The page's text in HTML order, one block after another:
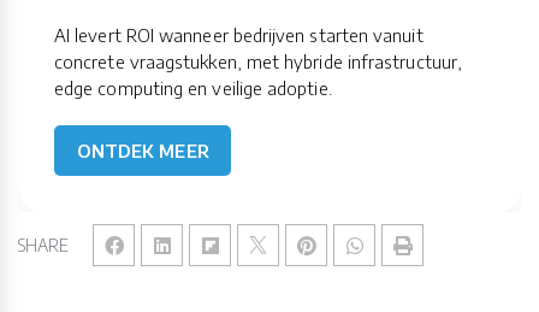
SHARE
AI levert ROI wanneer bedrijven starten vanuit
concrete vraagstukken, met hybride infrastructuur,
edge computing en veilige adoptie.
ONTDEK MEER